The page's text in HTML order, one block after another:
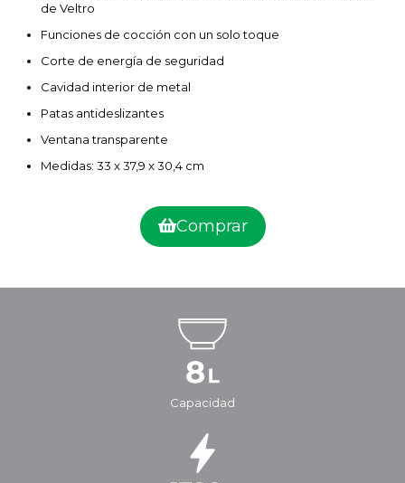
de Veltro
Funciones de cocción con un solo toque
Corte de energía de seguridad
Cavidad interior de metal
Patas antideslizantes
Ventana transparente
Medidas: 33 x 37,9 x 30,4 cm
Comprar
Capacidad